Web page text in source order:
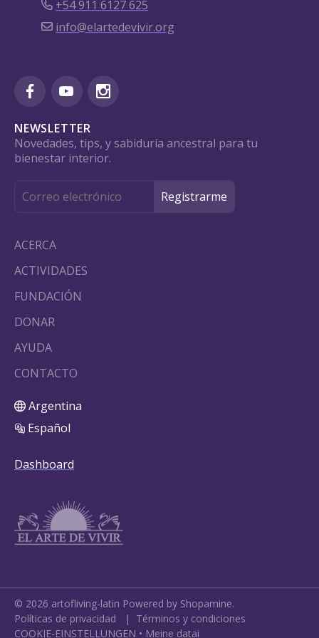
+54 911 6127 625
info@elartedevivir.org
NEWSLETTER
Novedades, tips, y sabiduría ancestral para tu
bienestar interior.
ACERCA
ACTIVIDADES
FUNDACIÓN
DONAR
AYUDA
CONTACTO
Argentina
Español
Dashboard
© 2026 artofliving-latin Powered by Shopamine.
Políticas de privacidad | Términos y condiciones
COOKIE-EINSTELLUNGEN • Meine datai